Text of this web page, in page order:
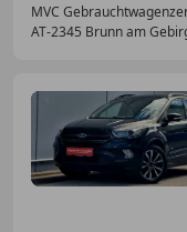
MVC
AT-2345 Brunn am